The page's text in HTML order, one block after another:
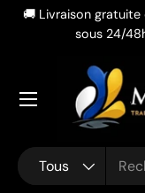
Aller au contenu
🚚 Livraison
sous 24/
Recherche
Type de produit
Tous